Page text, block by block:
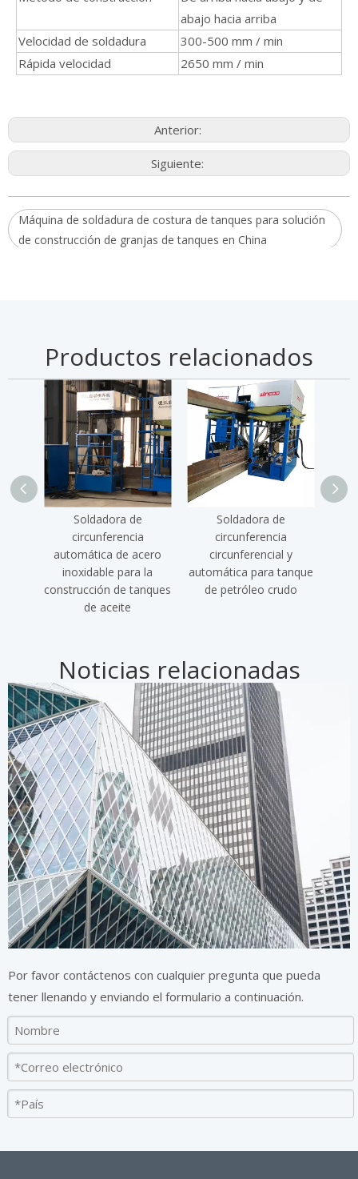
abajo hacia arriba
Velocidad de soldadura
300-500 mm / min
Rápida velocidad
2650 mm / min
Anterior:
Siguiente:
Máquina de soldadura de costura de tanques para solución
de construcción de granjas de tanques en China
Máquina de soldadura de tanque inteligente
Máquina de soldadura de acero inoxidable
Productos relacionados
Soldadora de
circunferencia
automática de acero
inoxidable para la
construcción de tanques
de aceite
Soldadora de
circunferencia
circunferencial y
automática para tanque
de petróleo crudo
Noticias relacionadas
Soldadora horizontal automática de arco sumergido de un solo lado
Obtenga una cuota gratis
Por favor contáctenos con cualquier pregunta que pueda
tener llenando y enviando el formulario a continuación.